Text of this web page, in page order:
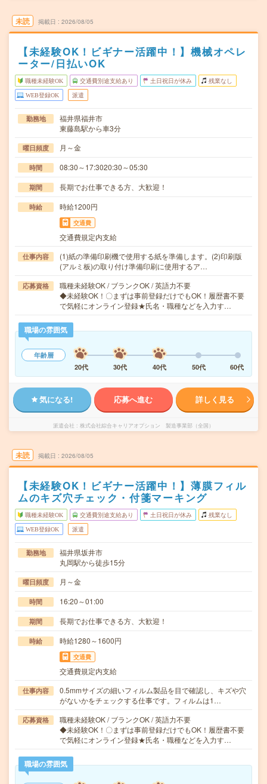
未読 掲載日 2026/08/05
【未経験OK！ビギナー活躍中！】機械オペレ
ーター/日払いOK
職種未経験OK 交通費別途支給あり 土日祝日が休み 残業なし
WEB登録OK 派遣
勤務地
福井県福井市
東藤島駅から車3分
曜日頻度 月～金
時間 08:30～17:3020:30～05:30
期間 長期でお仕事できる方、大歓迎！
時給 時給1200円
交通費
交通費規定内支給
仕事内容
(1)紙の準備印刷機で使用する紙を準備します。(2)印刷版
(アルミ板)の取り付け準備印刷に使用するア…
応募資格
職種未経験OK / ブランクOK / 英語力不要
◆未経験OK！〇まずは事前登録だけでもOK！履歴書不要
で気軽にオンライン登録★氏名・職種などを入力す…
職場の雰囲気
年齢層
20代
30代 40代 50代 60代
気になる! 応募へ進む 詳しく見る
派遣会社 株式会社綜合キャリアオプション 製造事業部（全国）
未読 掲載日 2026/08/05
【未経験OK！ビギナー活躍中！】薄膜フィル
ムのキズ穴チェック・付箋マーキング
職種未経験OK 交通費別途支給あり 土日祝日が休み 残業なし
WEB登録OK 派遣
勤務地
福井県坂井市
丸岡駅から徒歩15分
曜日頻度 月～金
時間 16:20～01:00
期間 長期でお仕事できる方、大歓迎！
時給 時給1280～1600円
交通費
交通費規定内支給
仕事内容
0.5mmサイズの細いフィルム製品を目で確認し、キズや穴
がないかをチェックする仕事です。フィルムは1…
応募資格
職種未経験OK / ブランクOK / 英語力不要
◆未経験OK！〇まずは事前登録だけでもOK！履歴書不要
で気軽にオンライン登録★氏名・職種などを入力す…
職場の雰囲気